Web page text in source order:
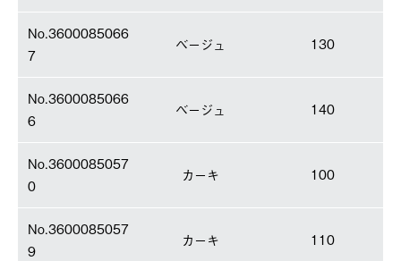
No.3600085066
7
ベージュ 130
No.3600085066
6
ベージュ 140
No.3600085057
0
カーキ 100
No.3600085057
9
カーキ 110